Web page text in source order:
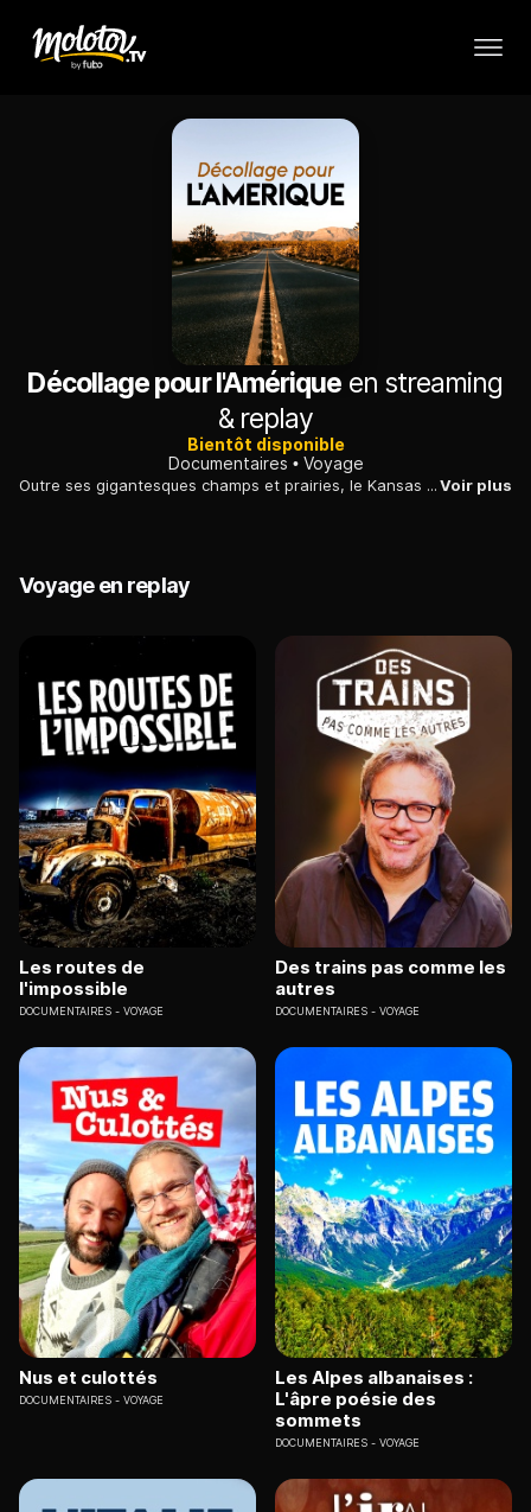
Décollage pour l'Amérique en streaming
& replay
Bientôt disponible
Documentaires
Voyage
Outre ses gigantesques champs et prairies, le Kansas est le pays natif des pionniers de l'aviation et l'un des points stratégiques de la Guerre de Sécession.Voir plus
Voyage en replay
Les routes de
l'impossible
DOCUMENTAIRES VOYAGE
Des trains pas comme les
autres
DOCUMENTAIRES VOYAGE
Nus et culottés
DOCUMENTAIRES VOYAGE
Les Alpes albanaises :
L'âpre poésie des
sommets
DOCUMENTAIRES VOYAGE